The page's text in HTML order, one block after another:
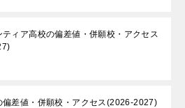
ティア高校の偏差値・併願校・アクセス
偏差値・併願校・アクセス(2026-2027)